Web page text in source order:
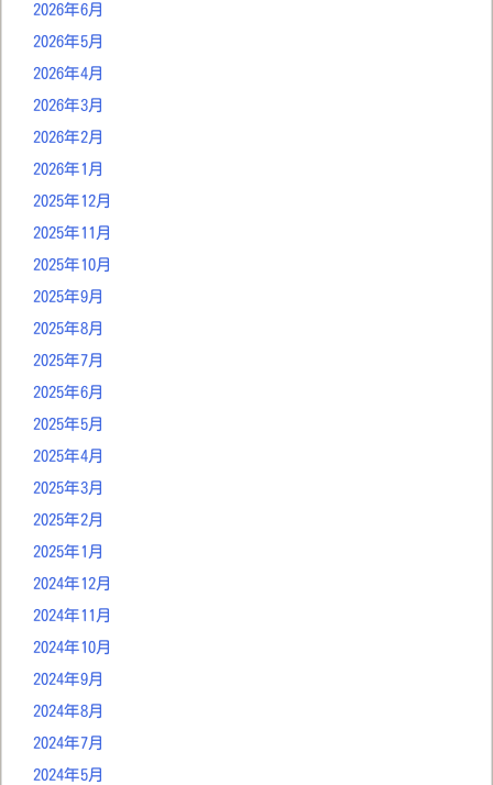
2026年6月
2026年5月
2026年4月
2026年3月
2026年2月
2026年1月
2025年12月
2025年11月
2025年10月
2025年9月
2025年8月
2025年7月
2025年6月
2025年5月
2025年4月
2025年3月
2025年2月
2025年1月
2024年12月
2024年11月
2024年10月
2024年9月
2024年8月
2024年7月
2024年5月